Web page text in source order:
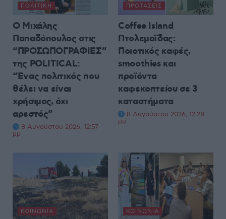
ΠΟΛΙΤΙΚΉ
Ο Μιχάλης
Παπαδόπουλος στις
“ΠΡΟΣΩΠΟΓΡΑΦΙΕΣ”
της POLITICAL:
“Ένας πολιτικός που
θέλει να είναι
χρήσιμος, όχι
αρεστός”
8 Αυγούστου 2026, 12:57
μμ
ΠΡΟΤΆΣΕΙΣ
Coffee Island
Πτολεμαΐδας:
Ποιοτικός καφές,
smoothies και
προϊόντα
καφεκοπτείου σε 3
καταστήματα
8 Αυγούστου 2026, 12:28
μμ
ΚΟΙΝΩΝΊΑ ΚΟΙΝΩΝΊΑ